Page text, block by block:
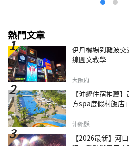
熱門文章
伊丹機場到難波
線圖文教學
大阪府
【沖繩住宿推薦
方spa度假村飯店
沖繩縣
【2026最新】河